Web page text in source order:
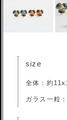
size
全体：約
ガラス一粒